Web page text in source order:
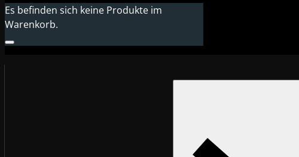
Es befinden sich keine Produkte im
Warenkorb.